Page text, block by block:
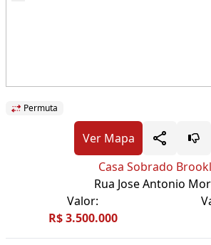
Permuta
Ver Mapa
Casa Sobrado
Rua Jose Antonio
Valor:
R$ 3.500.000